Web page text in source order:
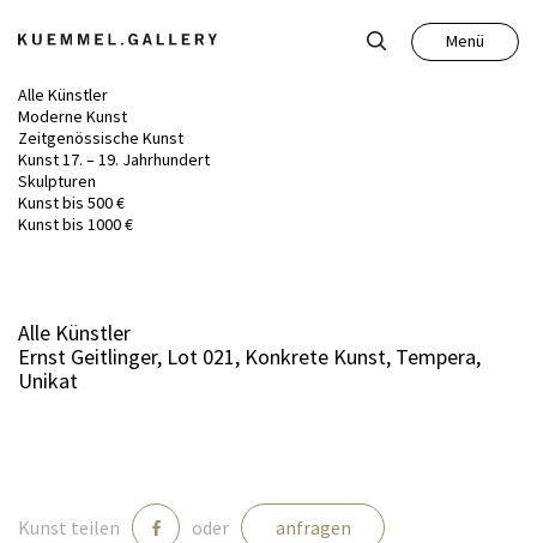
Kunst
Auktion
Über uns
Menü
Alle Künstler
Moderne Kunst
Zeitgenössische Kunst
Kunst 17. – 19. Jahrhundert
Skulpturen
Kunst bis 500 €
Kunst bis 1000 €
Alle Künstler
Ernst Geitlinger, Lot 021, Konkrete Kunst, Tempera,
Unikat
Kunst teilen oder anfragen